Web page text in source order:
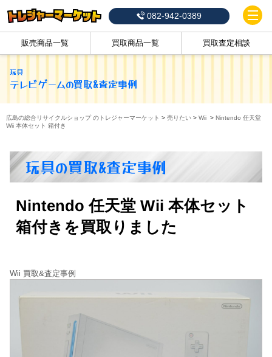
082-942-0389
販売商品一覧 買取商品一覧 買取査定相談
玩具
テレビゲームの買取&査定事例
広島の総合リサイクルショップ のトレジャーマーケット > 売りたい > Wii > Nintendo 任天堂
Wii 本体セット 箱付き
玩具の買取&査定事例
Nintendo 任天堂 Wii 本体セット
箱付きを買取りました
Wii 買取&査定事例